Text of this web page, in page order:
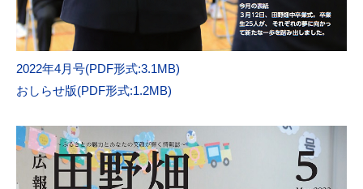
2022年4月号(PDF形式:3.1MB)
おしらせ版(PDF形式:1.2MB)